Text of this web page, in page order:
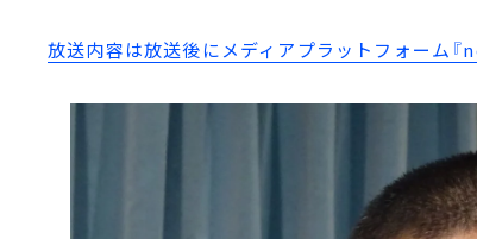
放送内容は放送後にメディアプラットフォーム『